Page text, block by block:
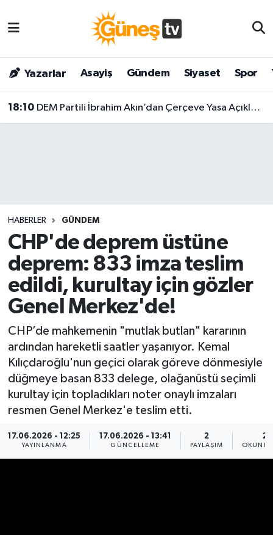
Yazarlar Asayiş Gündem Siyaset Spor
18:10 DEM Partili İbrahim Akın’dan Çerçeve Yasa Açıklaması: "1000 Adımın Birinci Adımı, Tamamlanmış Bir Yasa Değil!"
HABERLER GÜNDEM
CHP'de deprem üstüne
deprem: 833 imza teslim
edildi, kurultay için gözler
Genel Merkez'de!
CHP’de mahkemenin "mutlak butlan" kararının
ardından hareketli saatler yaşanıyor. Kemal
Kılıçdaroğlu'nun geçici olarak göreve dönmesiyle
düğmeye basan 833 delege, olağanüstü seçimli
kurultay için topladıkları noter onaylı imzaları
resmen Genel Merkez'e teslim etti.
17.06.2026 - 12:25
YAYINLANMA
17.06.2026 - 13:41
GÜNCELLEME
2
PAYLAŞIM
2
Bilim & Teknoloji
Dünya
Magazin
Siyaset
Spor
Yaşam
Malatya Nöbetçi Eczaneler
Malatya Hava Durumu
Malatya Namaz Vakitleri
Son Dakika Haberleri
Haber Arşivi